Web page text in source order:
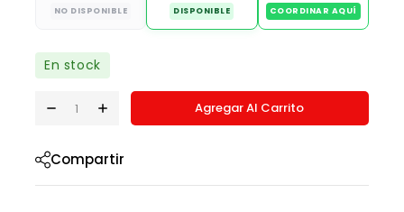
NO DISPONIBLE DISPONIBLE COORDINAR AQUÍ
En stock
Agregar Al Carrito
Compartir